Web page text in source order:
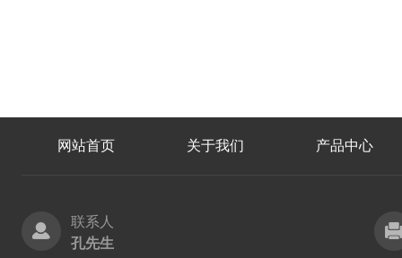
网站首页 关于我们 产品中心
联系人
孔先生